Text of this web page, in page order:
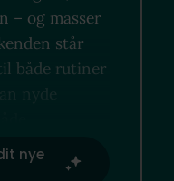
– og masser
står
både rutiner
nyde
nye